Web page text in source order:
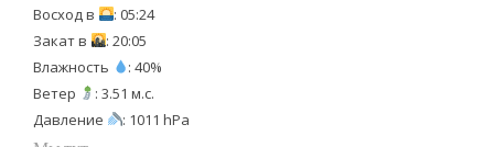
Восход в
: 05:24
Закат в
: 20:05
Влажность
: 40%
Ветер
: 3.51 м.с.
Давление
: 1011 hPa